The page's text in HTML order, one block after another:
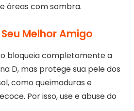
áreas com sombra.
Melhor Amigo
bloqueia completamente a
D, mas protege sua pele dos
como queimaduras e
Por isso, use e abuse do